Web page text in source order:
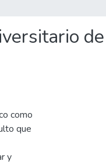
de
como
que
y